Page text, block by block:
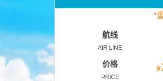
*
航线
AIR LINE
价格
PRICE
￥